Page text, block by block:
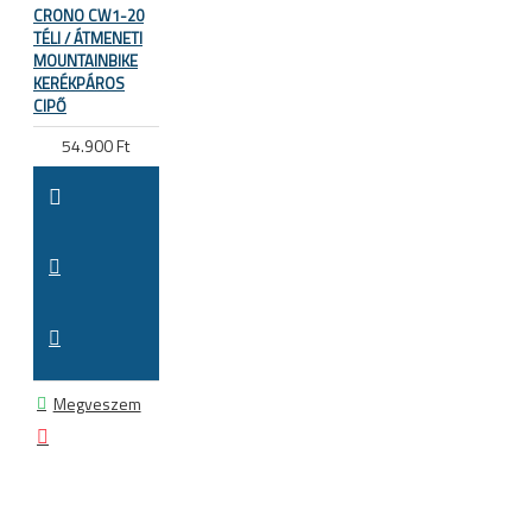
CRONO CW1-20
TÉLI / ÁTMENETI
MOUNTAINBIKE
KERÉKPÁROS
CIPŐ
54.900 Ft
Megveszem